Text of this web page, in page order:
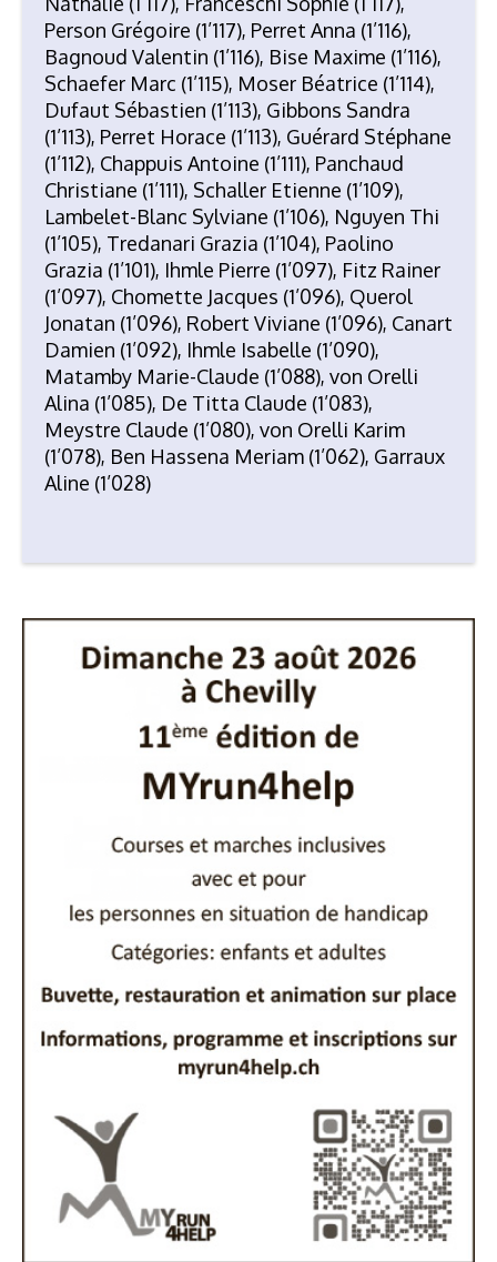
Person Grégoire (1’117), Perret Anna (1’116),
Bagnoud Valentin (1’116), Bise Maxime (1’116),
Schaefer Marc (1’115), Moser Béatrice (1’114),
Dufaut Sébastien (1’113), Gibbons Sandra
(1’113), Perret Horace (1’113), Guérard Stéphane
(1’112), Chappuis Antoine (1’111), Panchaud
Christiane (1’111), Schaller Etienne (1’109),
Lambelet-Blanc Sylviane (1’106), Nguyen Thi
(1’105), Tredanari Grazia (1’104), Paolino
Grazia (1’101), Ihmle Pierre (1’097), Fitz Rainer
(1’097), Chomette Jacques (1’096), Querol
Jonatan (1’096), Robert Viviane (1’096), Canart
Damien (1’092), Ihmle Isabelle (1’090),
Matamby Marie-Claude (1’088), von Orelli
Alina (1’085), De Titta Claude (1’083),
Meystre Claude (1’080), von Orelli Karim
(1’078), Ben Hassena Meriam (1’062), Garraux
Aline (1’028)